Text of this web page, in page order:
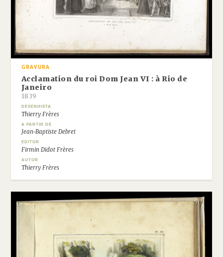
GRAVURA
Acclamation du roi Dom Jean VI : à Rio de
Janeiro
1839
DESENHISTA
Thierry Frères
A PARTIR DE
Jean-Baptiste Debret
EDITOR
Firmin Didot Frères
AUTOR
Thierry Frères